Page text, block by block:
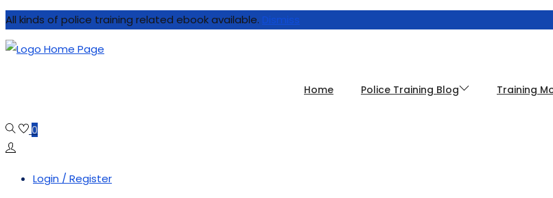
All kinds of police training related ebook available. Dismiss
Home Police Training Blog Training
0
Login / Register